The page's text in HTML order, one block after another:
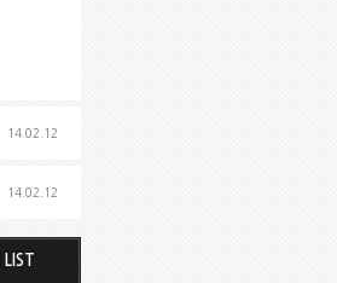
14.02.12
14.02.12
LIST